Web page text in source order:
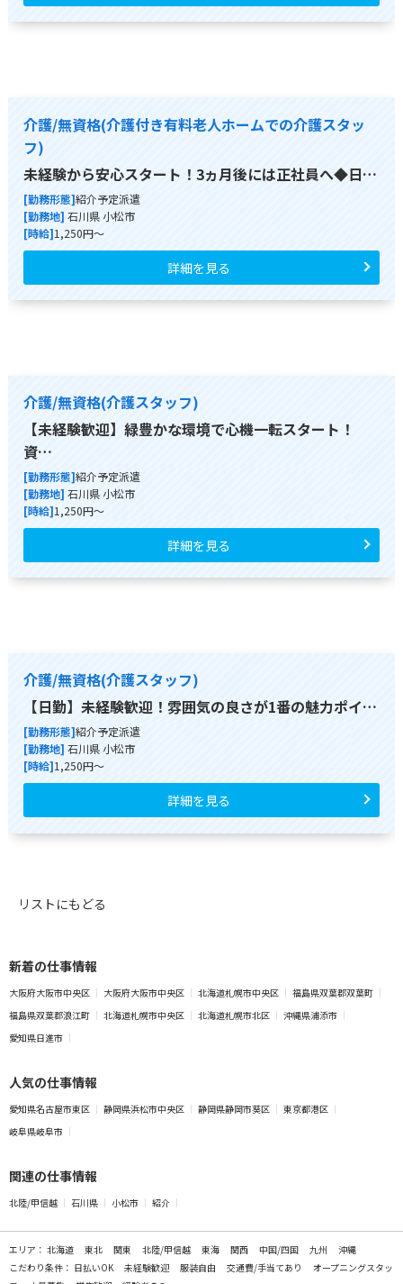
介護/無資格(介護付き有料老人ホームでの介護スタッ
フ)
未経験から安心スタート！3ヵ月後には正社員へ◆日…
[勤務形態]紹介予定派遣
[勤務地] 石川県 小松市
[時給]1,250円～
詳細を見る
介護/無資格(介護スタッフ)
【未経験歓迎】緑豊かな環境で心機一転スタート！
資…
[勤務形態]紹介予定派遣
[勤務地] 石川県 小松市
[時給]1,250円～
詳細を見る
介護/無資格(介護スタッフ)
【日勤】未経験歓迎！雰囲気の良さが1番の魅力ポイ…
[勤務形態]紹介予定派遣
[勤務地] 石川県 小松市
[時給]1,250円～
詳細を見る
リストにもどる
新着の仕事情報
大阪府大阪市中央区 大阪府大阪市中央区 北海道札幌市中央区
福島県双葉郡双葉町
福島県双葉郡浪江町
北海道札幌市中央区 北海道札幌市北区
沖縄県浦添市
愛知県日進市
人気の仕事情報
愛知県名古屋市東区 静岡県浜松市中央区 静岡県静岡市葵区
東京都港区
岐阜県岐阜市
関連の仕事情報
北陸/甲信越 石川県 小松市 紹介
エリア： 北海道 東北 関東 北陸/甲信越 東海 関西 中国/四国 九州
沖縄
こだわり条件： 日払いOK 未経験歓迎 服装自由 交通費/手当てあり
オープニングスタッ